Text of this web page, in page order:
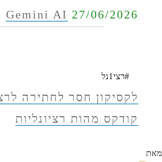
Gemini AI 27/06/2026
#רצי1נל
לקסיקון חסר לחתירה
קודקס מהות רציונליות
מאת